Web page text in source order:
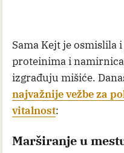
Sama Kejt je osmislila
proteinima i
izgrađuju mišiće.
najvažnije vežbe za
vitalnost:
Marširanje u